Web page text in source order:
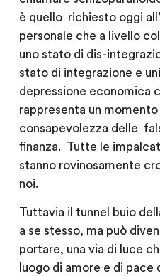
è quello richiesto oggi
personale che a livello
uno stato di dis-
stato di integrazione e
depressione economica
rappresenta un
consapevolezza delle
finanza. Tutte le
stanno rovinosamente
noi.
Tuttavia il tunnel buio
a se stesso, ma può
portare, una via di luce
luogo di amore e di pace